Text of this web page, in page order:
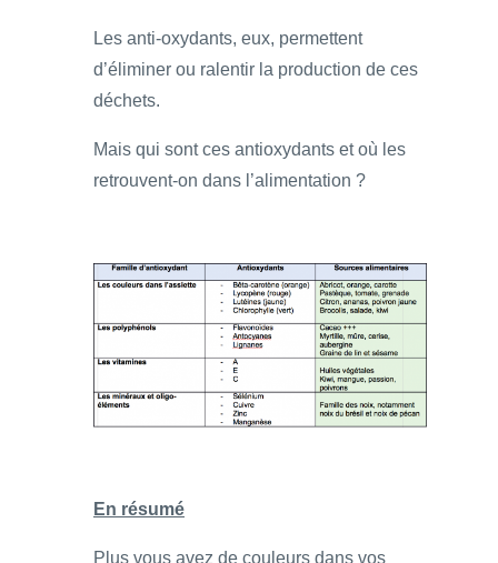
Les anti-oxydants, eux, permettent
d’éliminer ou ralentir la production de ces
déchets.
Mais qui sont ces antioxydants et où les
retrouvent-on dans l’alimentation ?
En résumé
Plus vous avez de couleurs dans vos